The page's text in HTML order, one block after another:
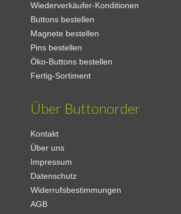
Wiederverkäufer-Konditionen
Buttons bestellen
Magnete bestellen
Pins bestellen
Öko-Buttons bestellen
Fertig-Sortiment
Über Buttonorder
Kontakt
Über uns
Impressum
Datenschutz
Widerrufsbestimmungen
AGB